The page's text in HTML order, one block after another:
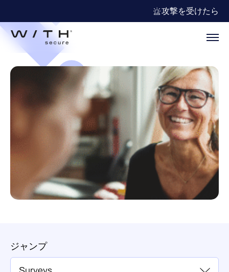
攻撃を受けたら
ジャンプ